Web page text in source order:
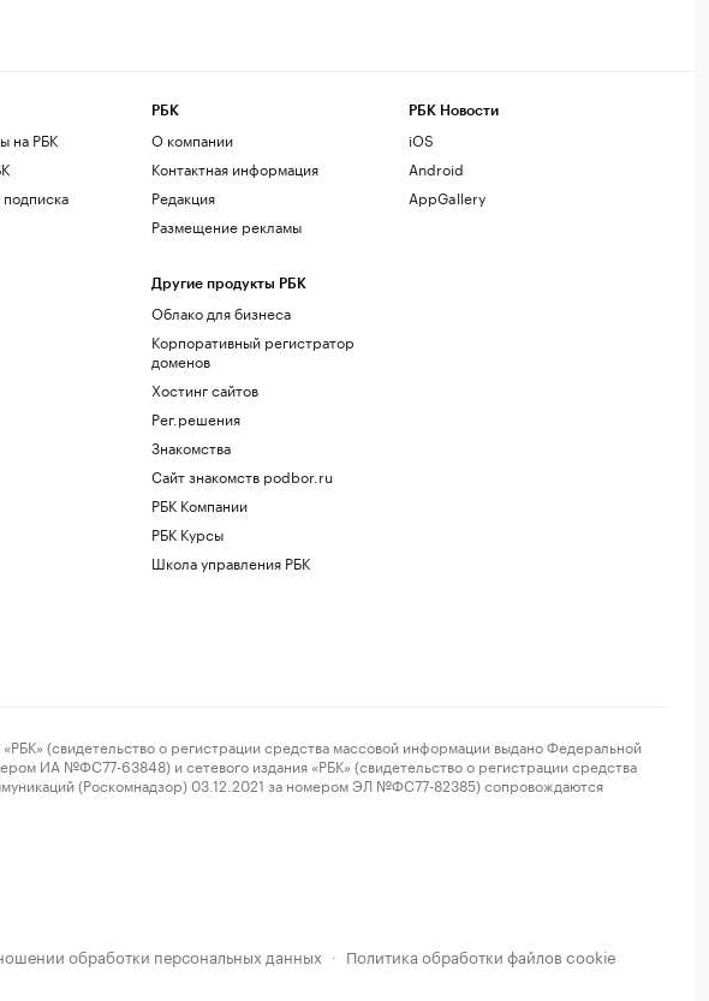
на РБК
РБК
О компании
Контактная информация
Редакция
Размещение рекламы
Другие продукты РБК
Облако для бизнеса
Корпоративный регистратор
доменов
Хостинг сайтов
Рег.решения
Знакомства
Сайт знакомств podbor.ru
РБК Компании
РБК Курсы
Школа управления РБК
РБК Новости
iOS
Android
AppGallery
(свидетельство о регистрации средства массовой информации выдано Федеральной
ИА №ФС77-63848) и сетевого издания «РБК» (свидетельство о регистрации средства
(Роскомнадзор) 03.12.2021 за номером ЭЛ №ФС77-82385) сопровождаются
обработки персональных данных · Политика обработки файлов cookie